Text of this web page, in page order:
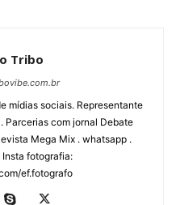
Tribo
mídias sociais. Representante
Parcerias com jornal Debate
Mega Mix . whatsapp .
fotografia:
ef.fotografo